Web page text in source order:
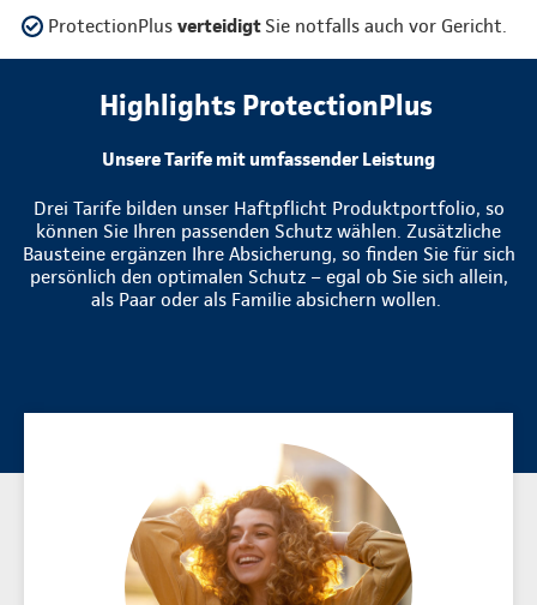
ProtectionPlus verteidigt Sie notfalls auch vor Gericht.
Highlights ProtectionPlus
Unsere Tarife mit umfassender Leistung
Drei Tarife bilden unser Haftpflicht Produktportfolio, so
können Sie Ihren passenden Schutz wählen. Zusätzliche
Bausteine ergänzen Ihre Absicherung, so finden Sie für sich
persönlich den optimalen Schutz – egal ob Sie sich allein,
als Paar oder als Familie absichern wollen.